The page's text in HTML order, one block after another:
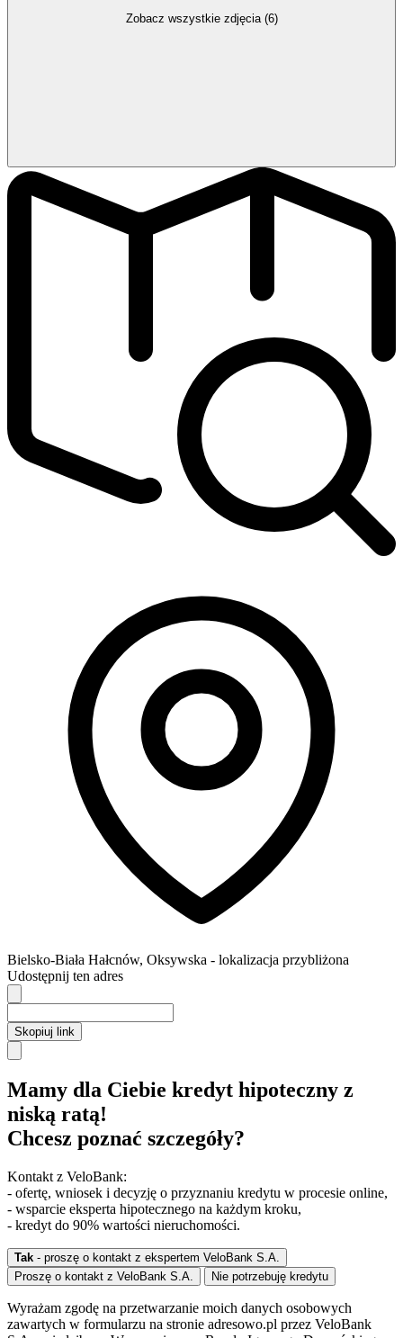
Zobacz wszystkie zdjęcia (6)
Bielsko-Biała Hałcnów, Oksywska - lokalizacja przybliżona
Udostępnij ten adres
Skopiuj link
Mamy dla Ciebie kredyt hipoteczny z
niską ratą!
Chcesz poznać szczegóły?
Kontakt z VeloBank:
- ofertę, wniosek i decyzję o przyznaniu kredytu w procesie online,
- wsparcie eksperta hipotecznego na każdym kroku,
- kredyt do 90% wartości nieruchomości.
Tak - proszę o kontakt z ekspertem VeloBank S.A.
Proszę o kontakt z VeloBank S.A.
Nie potrzebuję kredytu
Wyrażam zgodę na przetwarzanie moich danych osobowych
zawartych w formularzu na stronie adresowo.pl przez VeloBank